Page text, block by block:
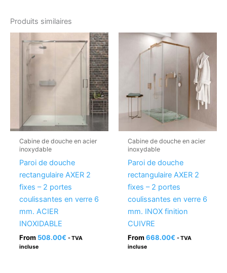
Produits similaires
Cabine de douche en acier
inoxydable
Paroi de douche
rectangulaire AXER 2
fixes – 2 portes
coulissantes en verre 6
mm. ACIER
INOXIDABLE
From 508.00€ - TVA
incluse
Cabine de douche en acier
inoxydable
Paroi de douche
rectangulaire AXER 2
fixes – 2 portes
coulissantes en verre 6
mm. INOX finition
CUIVRE
From 668.00€ - TVA
incluse